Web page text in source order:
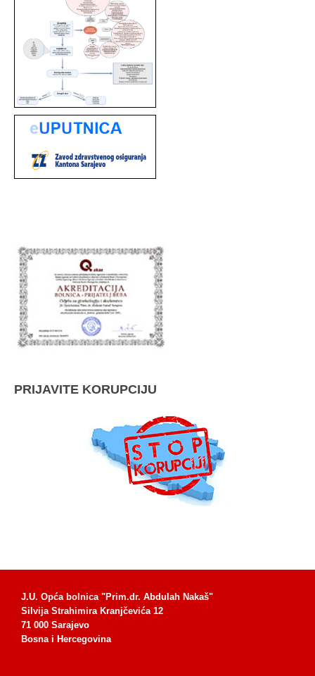
PRIJAVITE KORUPCIJU
J.U. Opća bolnica "Prim.dr. Abdulah Nakaš"
Silvija Strahimira Kranjčevića 12
71 000 Sarajevo
Bosna i Hercegovina